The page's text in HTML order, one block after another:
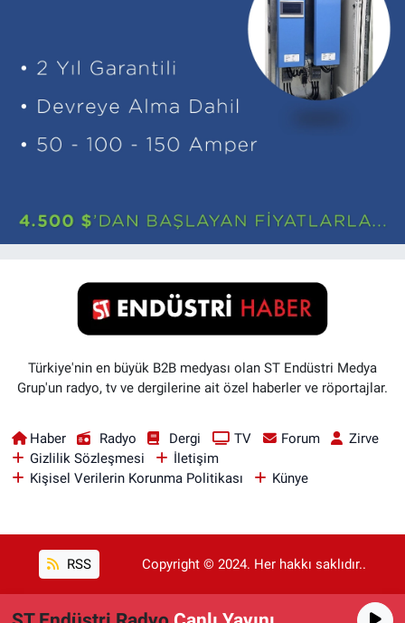
Türkiye'nin en büyük B2B medyası olan ST Endüstri Medya
Grup'un radyo, tv ve dergilerine ait özel haberler ve röportajlar.
Haber Radyo Dergi TV Forum
Zirve
Gizlilik Sözleşmesi
İletişim
Kişisel Verilerin Korunma Politikası
Künye
RSS Copyright © 2024. Her hakkı saklıdır..